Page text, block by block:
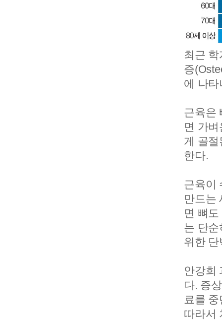
최근
증
에 나
근육은
면 가
게 골
한다.
근육이
만드는
면 뼈
는 단
위한
안강희
다. 증
료를
따라서